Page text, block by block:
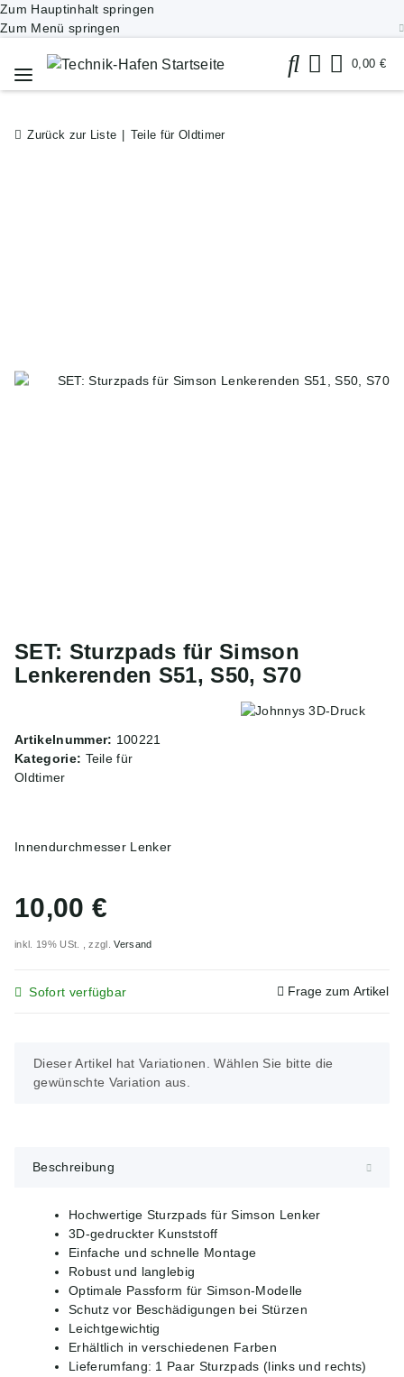
Zum Hauptinhalt springen
Zum Menü springen
0,00 €
Zurück zur Liste Teile für Oldtimer
SET: Sturzpads für Simson
Lenkerenden S51, S50, S70
Artikelnummer: 100221
Kategorie: Teile für
Oldtimer
Innendurchmesser Lenker
10,00 €
inkl. 19% USt. , zzgl.Versand
Sofort verfügbar Frage zum Artikel
x
Dieser Artikel hat Variationen. Wählen Sie bitte die
gewünschte Variation aus.
Beschreibung
Hochwertige Sturzpads für Simson Lenker
3D-gedruckter Kunststoff
Einfache und schnelle Montage
Robust und langlebig
Optimale Passform für Simson-Modelle
Schutz vor Beschädigungen bei Stürzen
Leichtgewichtig
Erhältlich in verschiedenen Farben
Lieferumfang: 1 Paar Sturzpads (links und rechts)